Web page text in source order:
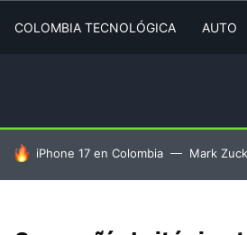
COLOMBIA TECNOLÓGICA AUTO
HOY SE HABLA DE
iPhone 17 en Colombia Mark